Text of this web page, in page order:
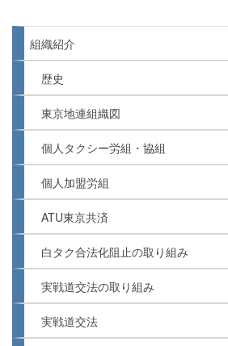
組織紹介
歴史
東京地連組織図
個人タクシー労組・協組
個人加盟労組
ATU東京共済
白タク合法化阻止の取り組み
実戦道交法の取り組み
実戦道交法